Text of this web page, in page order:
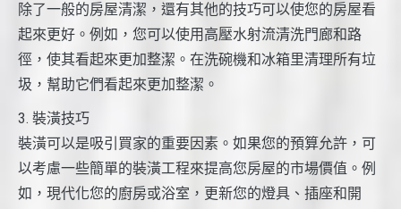
除了一般的房屋清潔，還有其他的技巧可以使您的房屋看
起來更好。例如，您可以使用高壓水射流清洗門廊和路
徑，使其看起來更加整潔。在洗碗機和冰箱里清理所有垃
圾，幫助它們看起來更加整潔。
3. 裝潢技巧
裝潢可以是吸引買家的重要因素。如果您的預算允許，可
以考慮一些簡單的裝潢工程來提高您房屋的市場價值。例
如，現代化您的廚房或浴室，更新您的燈具、插座和開